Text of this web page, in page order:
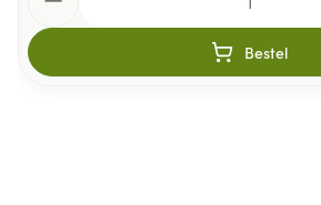
Bestel